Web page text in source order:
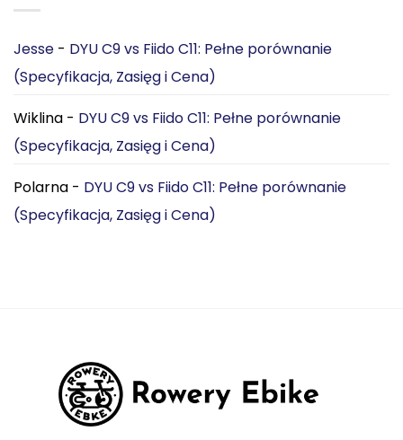
wybieram
C3
po
mieście
Jesse - DYU C9 vs Fiido C11: Pełne porównanie
(Specyfikacja, Zasięg i Cena)
Wiklina - DYU C9 vs Fiido C11: Pełne porównanie
(Specyfikacja, Zasięg i Cena)
Polarna - DYU C9 vs Fiido C11: Pełne porównanie
(Specyfikacja, Zasięg i Cena)